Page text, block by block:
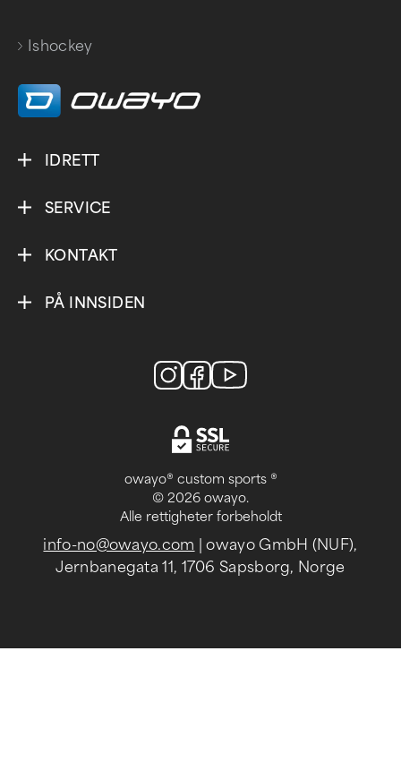
Ishockey
IDRETT
SERVICE
KONTAKT
PÅ INNSIDEN
owayo® custom sports ®
© 2026 owayo.
Alle rettigheter forbeholdt
info-no@owayo.com | owayo GmbH (NUF),
Jernbanegata 11, 1706 Sapsborg, Norge